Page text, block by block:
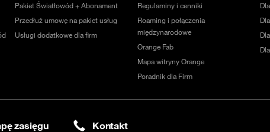
Pakiet Światłowód + Abonament
Przedłuż umowę na pakiet usług
Usługi dodatkowe dla firm
Regulaminy i cenniki
Roaming i połączenia
międzynarodowe
Orange Fab
Mapa witryny Orange
Poradnik dla Firm
zasięgu Kontakt